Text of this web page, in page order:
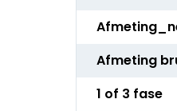
Afmeting
1 of 3 fase